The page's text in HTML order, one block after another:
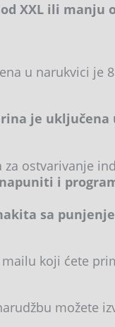
XXL ili manju
u narukvici je
je uključena
ostvarivanje
i
sa
mailu koji ćete
možete